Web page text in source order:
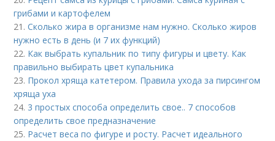
грибами и картофелем
21.Сколько жира в организме нам нужно. Сколько жиров
нужно есть в день (и 7 их функций)
22. Как выбрать купальник по типу фигуры и цвету. Как
правильно выбирать цвет купальника
23. Прокол хряща катетером. Правила ухода за пирсингом
хряща уха
24. 3 простых способа определить свое.. 7 способов
определить свое предназначение
25. Расчет веса по фигуре и росту. Расчет идеального